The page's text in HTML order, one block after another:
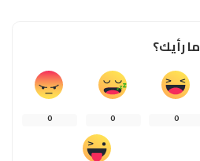
ما رأيك؟
0
0
0